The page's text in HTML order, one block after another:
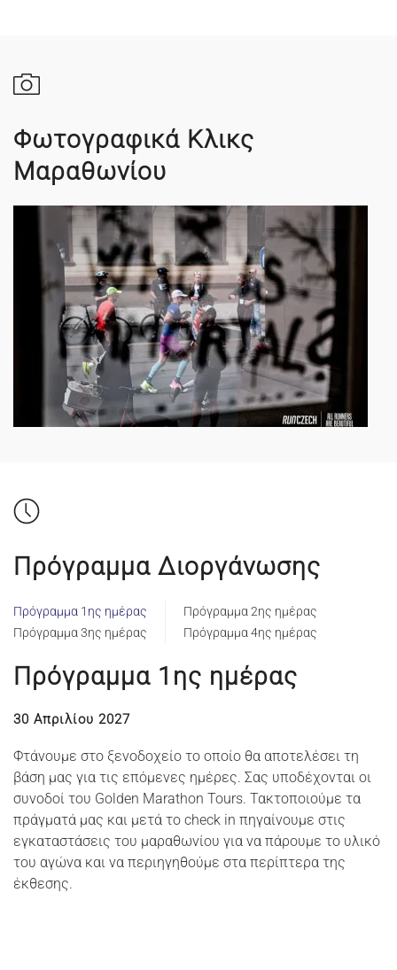
Φωτογραφικά Κλικς
Μαραθωνίου
Πρόγραμμα Διοργάνωσης
Πρόγραμμα 1ης ημέρας
Πρόγραμμα 2ης ημέρας
Πρόγραμμα 3ης ημέρας
Πρόγραμμα 4ης ημέρας
Πρόγραμμα 1ης ημέρας
30 Απριλίου 2027
Φτάνουμε στο ξενοδοχείο το οποίο θα αποτελέσει τη
βάση μας για τις επόμενες ημέρες. Σας υποδέχονται οι
συνοδοί του Golden Marathon Tours. Τακτοποιούμε τα
πράγματά μας και μετά το check in πηγαίνουμε στις
εγκαταστάσεις του μαραθωνίου για να πάρουμε το υλικό
του αγώνα και να περιηγηθούμε στα περίπτερα της
έκθεσης.